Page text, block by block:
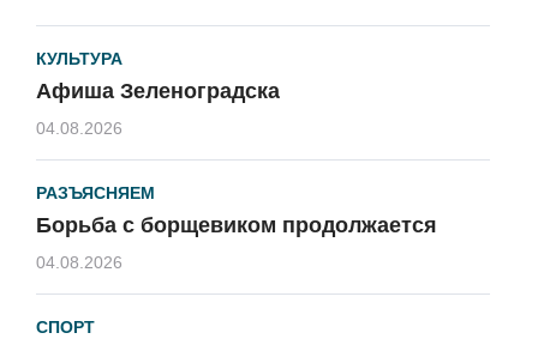
КУЛЬТУРА
Афиша Зеленоградска
04.08.2026
РАЗЪЯСНЯЕМ
Борьба с борщевиком продолжается
04.08.2026
СПОРТ